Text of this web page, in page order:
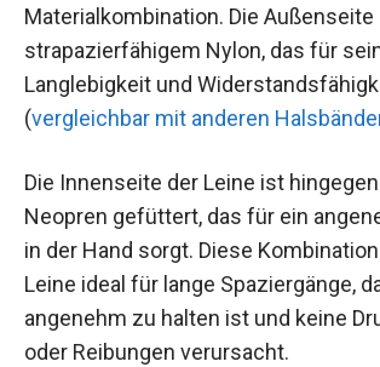
Materialkombination. Die
strapazierfähigem Nylon, das für
Langlebigkeit und
(vergleichbar mit anderen
Die Innenseite der Leine ist
Neopren gefüttert, das für ein
in der Hand sorgt. Diese
Leine ideal für lange Spaziergänge,
angenehm zu halten ist und keine
oder Reibungen verursacht.